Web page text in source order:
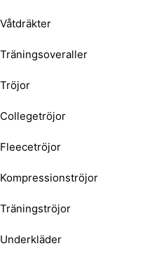
Våtdräkter
Träningsoveraller
Tröjor
Collegetröjor
Fleecetröjor
Kompressionströjor
Träningströjor
Underkläder